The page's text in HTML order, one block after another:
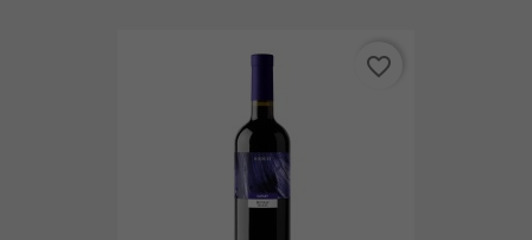
favorite_border